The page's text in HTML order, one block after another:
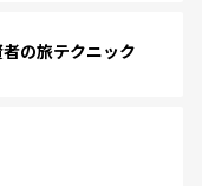
の旅テクニック